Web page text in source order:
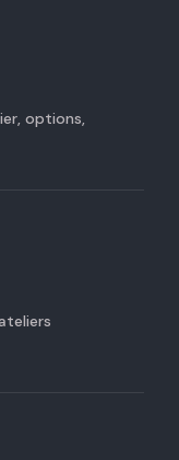
options,